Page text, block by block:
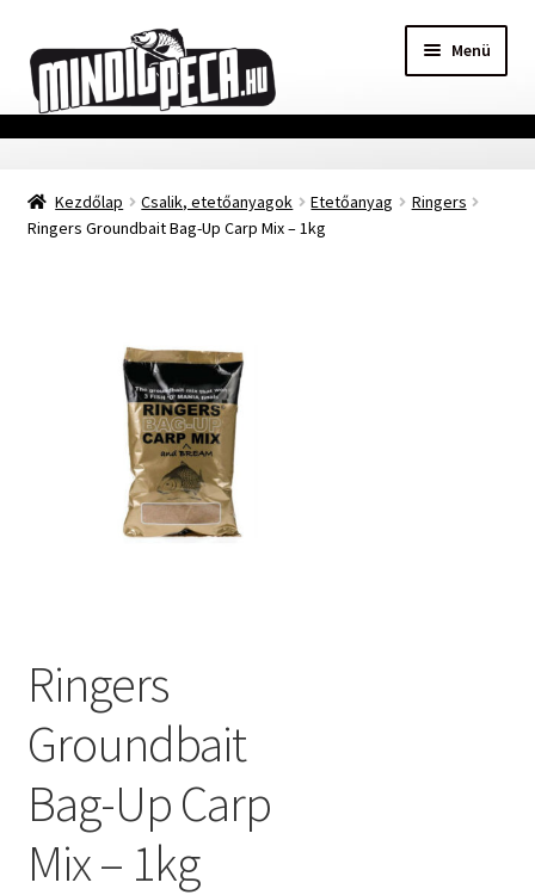
a
navigációhoz
a
tartalomba
Menü
Főoldal
Adatvédelmi nyilatkozat
Mohosz Versenynaptár 2025
Kezdőlap Csalik, etetőanyagok Etetőanyag
Ringers
Ringers Groundbait Bag-Up Carp Mix – 1kg
Ringers
Groundbait
Bag-Up Carp
Mix – 1kg